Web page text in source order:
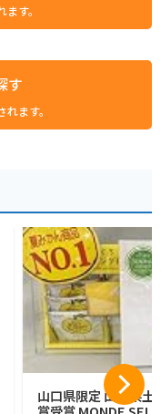
す。
す
ます。
山口県限定 山口県土